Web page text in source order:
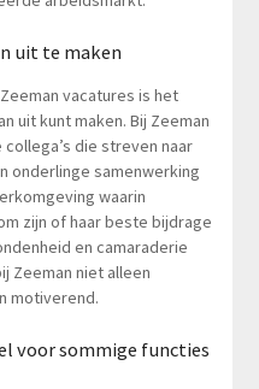
uit te maken
vacatures is het
uit kunt maken. Bij Zeeman
die streven naar
onderlinge samenwerking
waarin
zijn of haar beste bijdrage
en camaraderie
Zeeman niet alleen
motiverend.
voor sommige functies